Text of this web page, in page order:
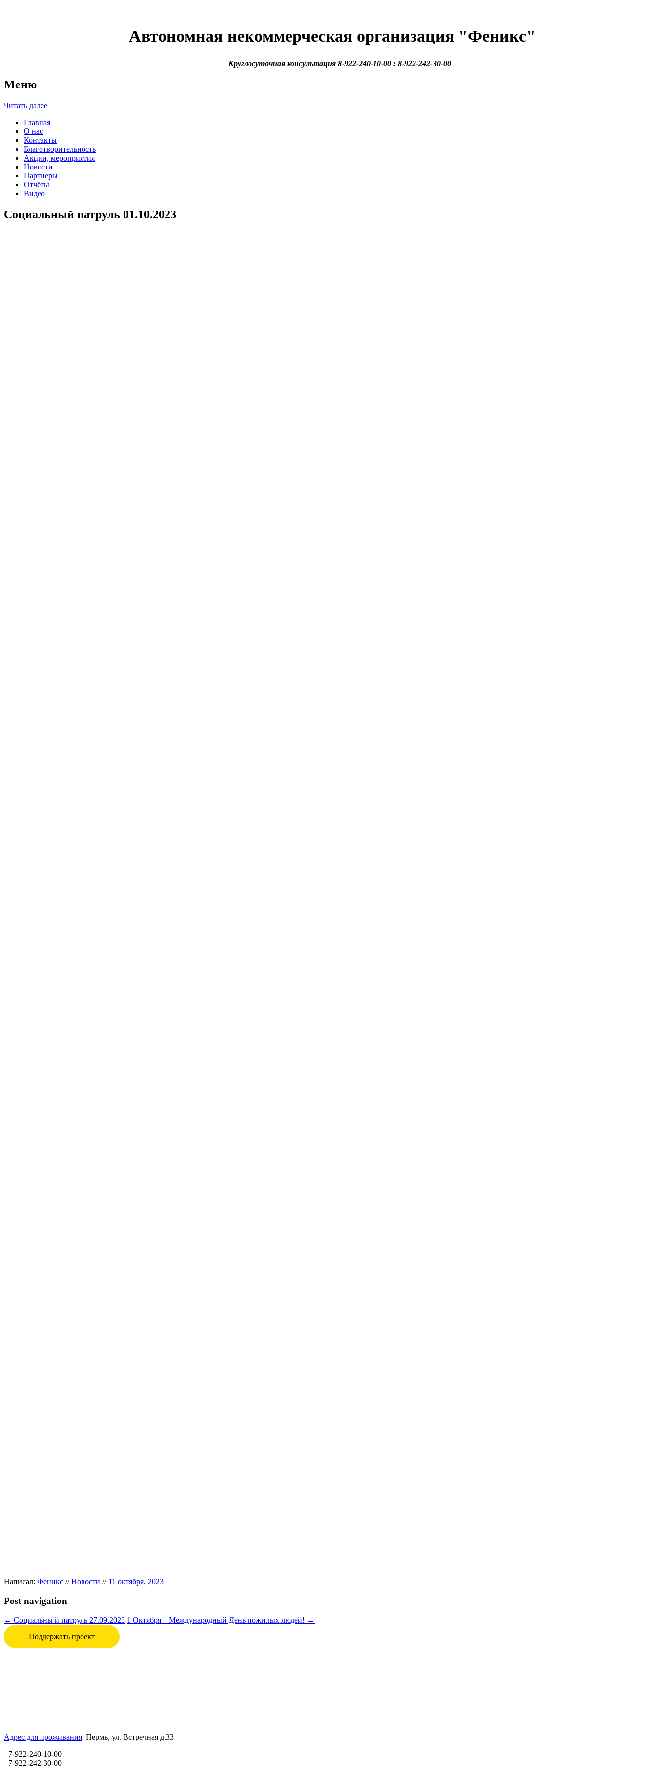
Автономная некоммерческая организация "Феникс"
Круглосуточная консультация 8-922-240-10-00 : 8-922-242-30-00
Меню
Читать далее
Главная
О нас
Контакты
Благотворительность
Акции, мероприятия
Новости
Партнеры
Отчёты
Видео
Социальный патруль 01.10.2023
Написал: Феникс // Новости // 11 октября, 2023
Post navigation
← Социальны й патруль 27.09.2023 1 Октября – Международный День пожилых людей! →
Поддержать проект
Адрес для проживания: Пермь, ул. Встречная д.33
+7-922-240-10-00
+7-922-242-30-00